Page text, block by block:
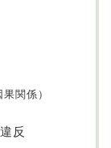
関係）
反